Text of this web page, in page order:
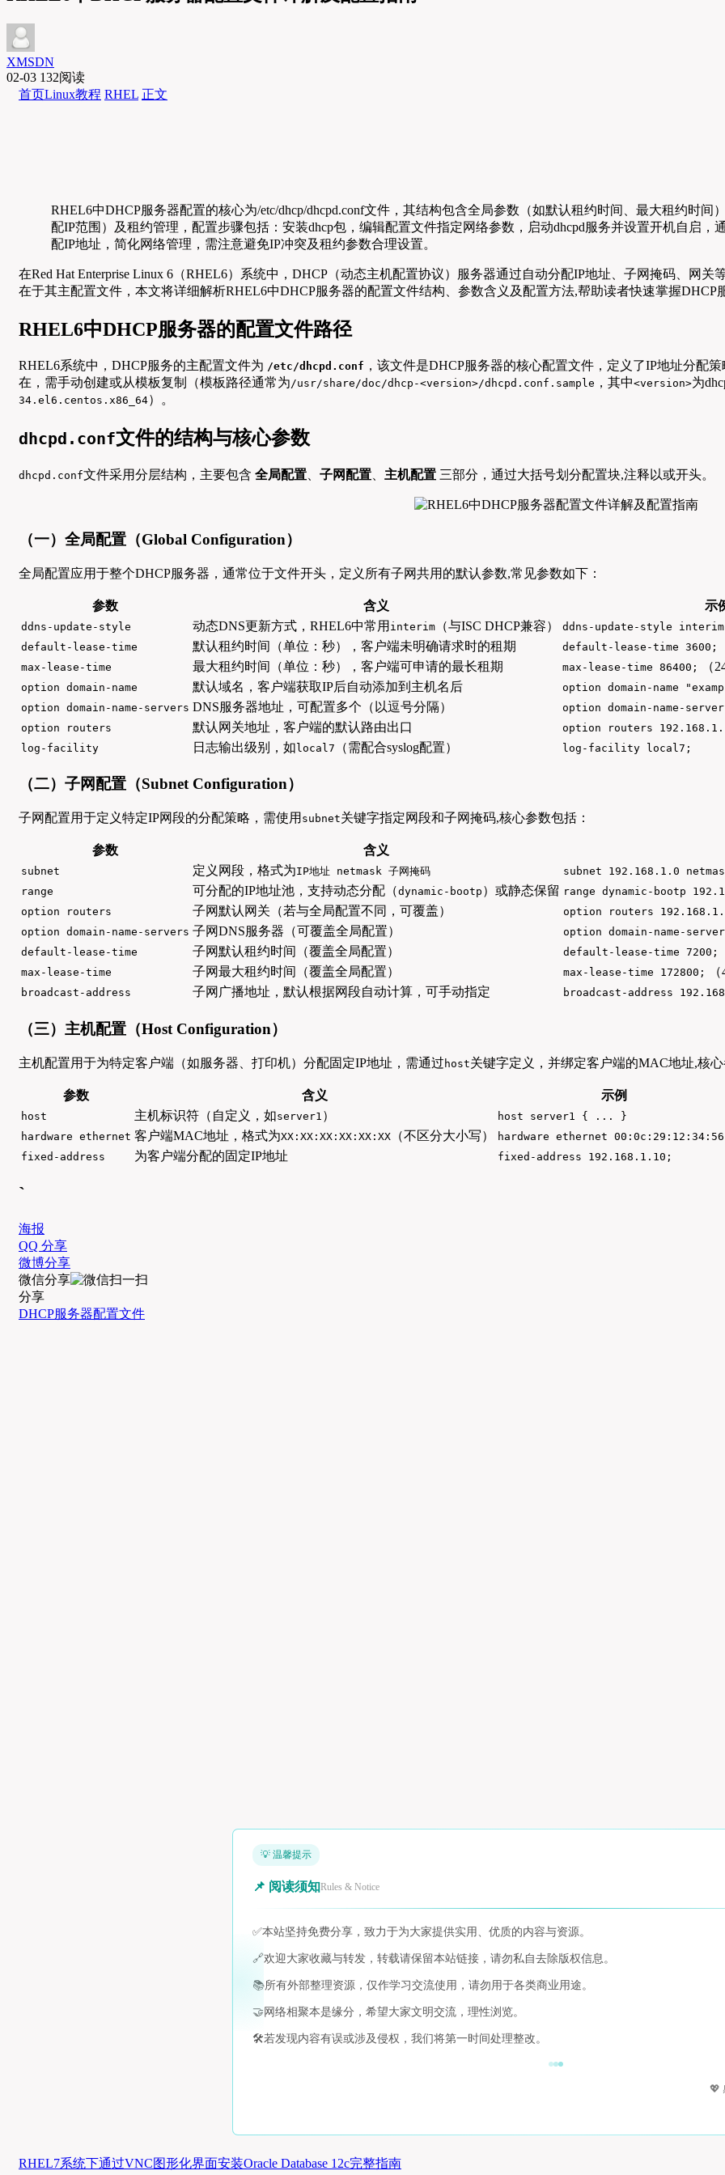
XMSDN
02-03 132阅读
首页Linux教程 RHEL 正文
RHEL6中DHCP服务器配置的核心为/etc/dhcp/dhcpd.conf文件，其结构包含全局参数（如默认租约时间、最大租约时
配IP范围）及租约管理，配置步骤包括：安装dhcp包，编辑配置文件指定网络参数，启动dhcpd服务并设置开机自启
配IP地址，简化网络管理，需注意避免IP冲突及租约参数合理设置。
在Red Hat Enterprise Linux 6（RHEL6）系统中，DHCP（动态主机配置协议）服务器通过自动分配IP地址、子网掩码、网
在于其主配置文件，本文将详细解析RHEL6中DHCP服务器的配置文件结构、参数含义及配置方法,帮助读者快速掌握DHCP
RHEL6中DHCP服务器的配置文件路径
RHEL6系统中，DHCP服务的主配置文件为 /etc/dhcpd.conf ，该文件是DHCP服务器的核心配置文件，定义了IP地址分配
在，需手动创建或从模板复制（模板路径通常为/usr/share/doc/dhcp-<version>/dhcpd.conf.sample ，其中<version>为
34.el6.centos.x86_64）。
dhcpd.conf文件的结构与核心参数
dhcpd.conf文件采用分层结构，主要包含 全局配置 子网配置 主机配置 三部分，通过大括号划分配置块,注释以或开头。
（一）全局配置（Global Configuration）
全局配置应用于整个DHCP服务器，通常位于文件开头，定义所有子网共用的默认参数,常见参数如下：
参数 含义 示
ddns-update-style 动态DNS更新方式，RHEL6中常用 interim （与ISC DHCP兼容）
ddns-update-style
default-lease-time
默认租约时间（单位：秒），客户端未明确请求时的租期 default-lease-time 3600;
max-lease-time 最大租约时间（单位：秒），客户端可申请的最长租期 max-lease-time 86400; （
option domain-name 默认域名，客户端获取IP后自动添加到主机名后
option domain-name
option domain-name-servers DNS服务器地址，可配置多个（以逗号分隔）
option domain-name-
option routers
默认网关地址，客户端的默认路由出口
option routers
log-facility
日志输出级别，如local7 （需配合syslog配置） log-facility local7;
（二）子网配置（Subnet Configuration）
子网配置用于定义特定IP网段的分配策略，需使用 subnet关键字指定网段和子网掩码,核心参数包括：
参数 含义
subnet 定义网段，格式为IP地址 netmask 子网掩码
subnet 192.168.1.0
range
可分配的IP地址池，支持动态分配（dynamic-bootp ）或静态保留 range dynamic-bootp
option routers
子网默认网关（若与全局配置不同，可覆盖）
option routers
option domain-name-servers 子网DNS服务器（可覆盖全局配置）
option domain-name-
default-lease-time
子网默认租约时间（覆盖全局配置） default-lease-time 7200;
max-lease-time 子网最大租约时间（覆盖全局配置） max-lease-time 172800;
broadcast-address 子网广播地址，默认根据网段自动计算，可手动指定 broadcast-address
（三）主机配置（Host Configuration）
主机配置用于为特定客户端（如服务器、打印机）分配固定IP地址，需通过 host关键字定义，并绑定客户端的MAC地址,核
参数 含义 示例
host 主机标识符（自定义，如server1 ）
host server1 { ... }
hardware ethernet 客户端MAC地址，格式为XX:XX:XX:XX:XX:XX （不区分大小写）
hardware ethernet
fixed-address
为客户端分配的固定IP地址 fixed-address 192.168.1.10;
`
海报
QQ 分享
微博分享
微信分享
分享
DHCP服务器配置文件
💡 温馨提示
📌 阅读须知Rules & Notice
✅本站坚持免费分享，致力于为大家提供实用、优质的内容与资源。
🔗欢迎大家收藏与转发，转载请保留本站链接，请勿私自去除版权信息。
📚所有外部整理资源，仅作学习交流使用，请勿用于各类商业用途。
🤝 网络相聚本是缘分，希望大家文明交流，理性浏览。
🛠️若发现内容有误或涉及侵权，我们将第一时间处理整改。
💖
RHEL7系统下通过VNC图形化界面安装Oracle Database 12c完整指南